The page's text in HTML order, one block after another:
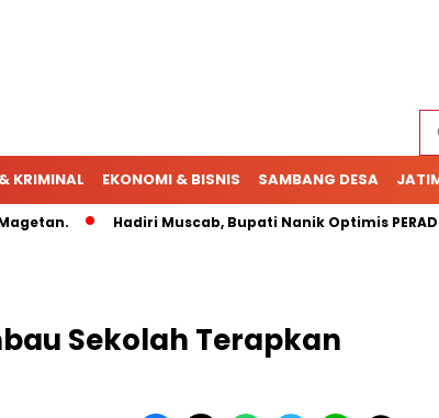
KRIMINAL EKONOMI & BISNIS SAMBANG DESA
Hadiri Muscab, Bupati Nanik Optimis PERADIN
Sekolah Terapkan